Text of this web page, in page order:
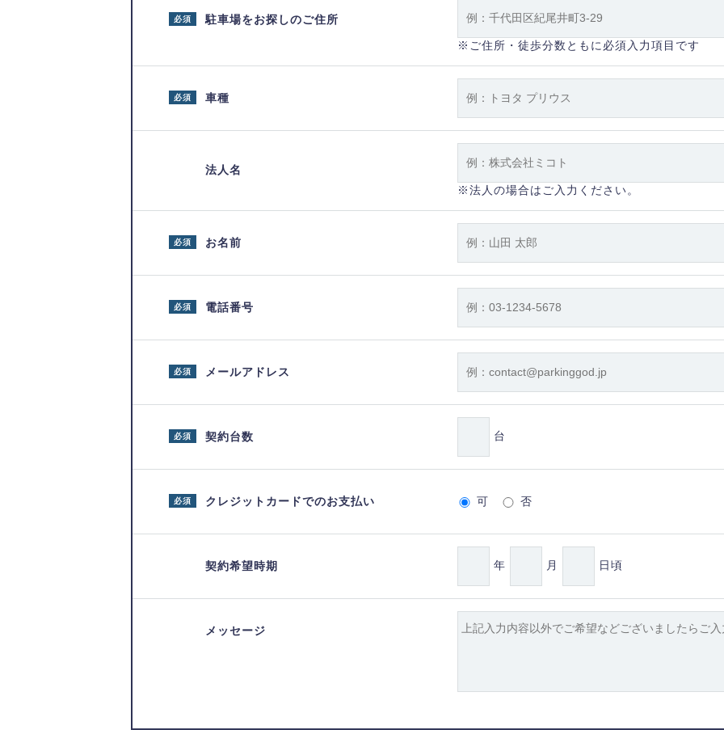
駐車場をお探しのご住所
必須
※ご住所・徒歩分数ともに必須入力項目です
車種
必須
法人名
※法人の場合はご入力ください。
お名前
必須
電話番号
必須
メールアドレス
必須
契約台数
必須 台
クレジットカードでのお支払い
必須 可 否
契約希望時期 年 月 日頃
メッセージ